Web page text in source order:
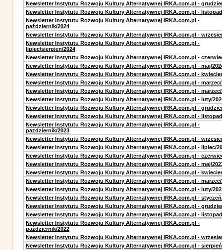
Newsletter Instytutu Rozwoju Kultury Alternatywnej IRKA.com.pl -
Newsletter Instytutu Rozwoju Kultury Alternatywnej IRKA.com.pl -
Newsletter Instytutu Rozwoju Kultury Alternatywnej IRKA.com.pl -
październik/2024
Newsletter Instytutu Rozwoju Kultury Alternatywnej IRKA.com.pl -
Newsletter Instytutu Rozwoju Kultury Alternatywnej IRKA.com.pl -
lipiec/sierpien/2024
Newsletter Instytutu Rozwoju Kultury Alternatywnej IRKA.com.pl -
Newsletter Instytutu Rozwoju Kultury Alternatywnej IRKA.com.pl - maj/
Newsletter Instytutu Rozwoju Kultury Alternatywnej IRKA.com.pl -
Newsletter Instytutu Rozwoju Kultury Alternatywnej IRKA.com.pl - marzec/
Newsletter Instytutu Rozwoju Kultury Alternatywnej IRKA.com.pl - marzec/
Newsletter Instytutu Rozwoju Kultury Alternatywnej IRKA.com.pl - luty/
Newsletter Instytutu Rozwoju Kultury Alternatywnej IRKA.com.pl -
Newsletter Instytutu Rozwoju Kultury Alternatywnej IRKA.com.pl -
Newsletter Instytutu Rozwoju Kultury Alternatywnej IRKA.com.pl -
pazdziernik/2023
Newsletter Instytutu Rozwoju Kultury Alternatywnej IRKA.com.pl -
Newsletter Instytutu Rozwoju Kultury Alternatywnej IRKA.com.pl - lipiec/
Newsletter Instytutu Rozwoju Kultury Alternatywnej IRKA.com.pl -
Newsletter Instytutu Rozwoju Kultury Alternatywnej IRKA.com.pl - maj/
Newsletter Instytutu Rozwoju Kultury Alternatywnej IRKA.com.pl -
Newsletter Instytutu Rozwoju Kultury Alternatywnej IRKA.com.pl - marzec/
Newsletter Instytutu Rozwoju Kultury Alternatywnej IRKA.com.pl - luty/
Newsletter Instytutu Rozwoju Kultury Alternatywnej IRKA.com.pl -
Newsletter Instytutu Rozwoju Kultury Alternatywnej IRKA.com.pl -
Newsletter Instytutu Rozwoju Kultury Alternatywnej IRKA.com.pl -
Newsletter Instytutu Rozwoju Kultury Alternatywnej IRKA.com.pl -
październik/2022
Newsletter Instytutu Rozwoju Kultury Alternatywnej IRKA.com.pl -
Newsletter Instytutu Rozwoju Kultury Alternatywnej IRKA.com.pl -